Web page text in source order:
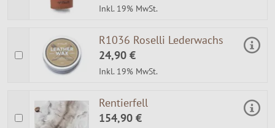
Inkl. 19% MwSt.
R1036 Roselli Lederwachs
24,90 €
Inkl. 19% MwSt.
Rentierfell
154,90 €